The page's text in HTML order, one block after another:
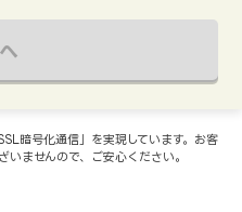
暗号化通信」を実現しています。お客
ませんので、ご安心ください。